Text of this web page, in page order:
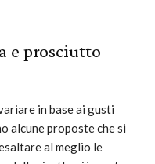
e prosciutto
in base ai gusti
alcune proposte che si
al meglio le